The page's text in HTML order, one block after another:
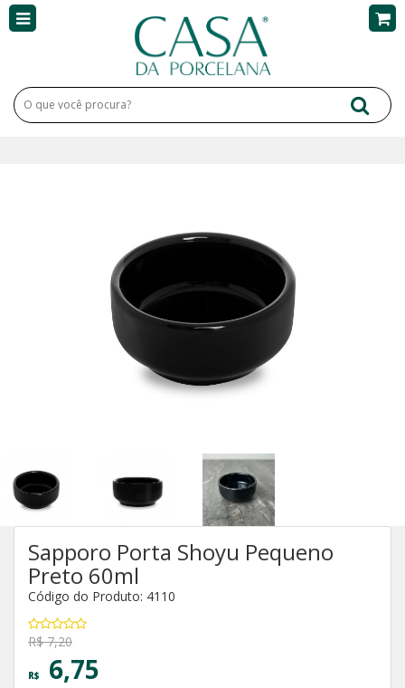
Sapporo Porta Shoyu Pequeno
Preto 60ml
Código do Produto: 4110
R$ 7,20
R$ 6,75